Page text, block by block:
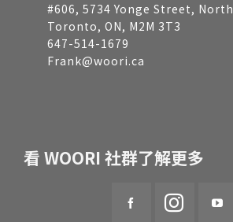
#606, 5734 Yonge Street,
Toronto, ON, M2M 3T3
647-514-1679
Frank@woori.ca
看 WOORI 社群了解更多